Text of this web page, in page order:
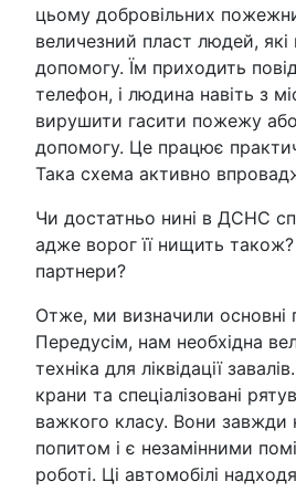
цьому добровільних
величезний пласт людей, які
допомогу. Їм приходить
телефон, і людина навіть з
вирушити гасити пожежу
допомогу. Це працює
Така схема активно
Чи достатньо нині в ДСНС
адже ворог її нищить
партнери?
Отже, ми визначили основні
Передусім, нам необхідна
техніка для ліквідації
крани та спеціалізовані
важкого класу. Вони завжди
попитом і є незамінними
роботі. Ці автомобілі